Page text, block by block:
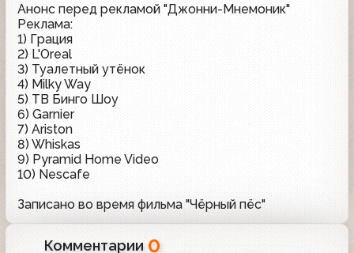
Анонс перед рекламой "Джонни-Мнемоник"
Реклама:
1) Грация
2) L'Oreal
3) Туалетный утёнок
4) Milky Way
5) ТВ Бинго Шоу
6) Garnier
7) Ariston
8) Whiskas
9) Pyramid Home Video
10) Nescafe
Записано во время фильма "Чёрный пёс"
Комментарии 0